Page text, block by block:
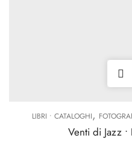
LIBRI • CATALOGHI,
Venti di Jazz